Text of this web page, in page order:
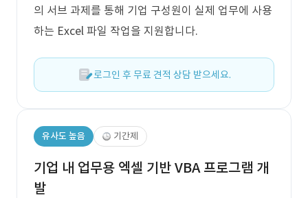
의 서브 과제를 통해 기업 구성원이 실제 업무에 사용
하는 Excel 파일 작업을 지원합니다.
로그인 후 무료 견적 상담 받으세요.
유사도 높음 기간제
기업 내 업무용 엑셀 기반 VBA 프로그램 개
발